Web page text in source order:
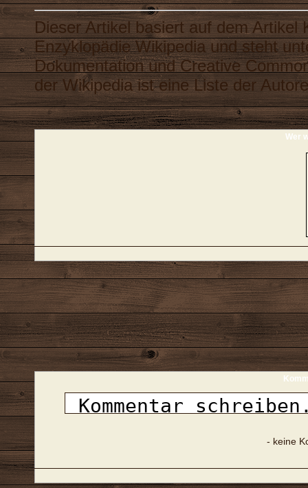
Dieser Artikel basiert auf dem Artikel
EnzyklopädieWikipediaund steht
DokumentationundCreative
der Wikipedia ist eineListe der
Wer
- keine